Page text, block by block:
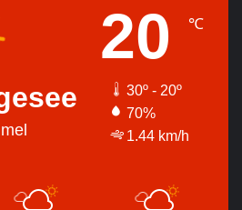
20 ℃
30º - 20º
70%
1.44 km/h